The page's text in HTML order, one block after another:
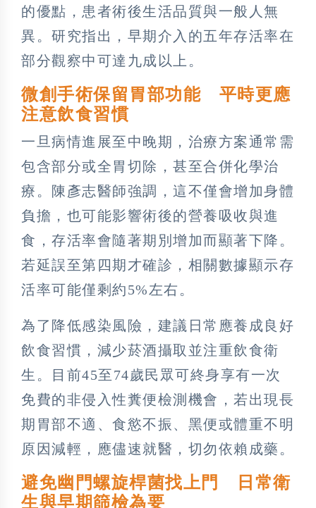
的優點，患者術後生活品質與一般人無
異。研究指出，早期介入的五年存活率在
部分觀察中可達九成以上。
微創手術保留胃部功能 平時更應
注意飲食習慣
一旦病情進展至中晚期，治療方案通常需
包含部分或全胃切除，甚至合併化學治
療。陳彥志醫師強調，這不僅會增加身體
負擔，也可能影響術後的營養吸收與進
食，存活率會隨著期別增加而顯著下降。
若延誤至第四期才確診，相關數據顯示存
活率可能僅剩約5%左右。
為了降低感染風險，建議日常應養成良好
飲食習慣，減少菸酒攝取並注重飲食衛
生。目前45至74歲民眾可終身享有一次
免費的非侵入性糞便檢測機會，若出現長
期胃部不適、食慾不振、黑便或體重不明
原因減輕，應儘速就醫，切勿依賴成藥。
避免幽門螺旋桿菌找上門 日常衛
生與早期篩檢為要